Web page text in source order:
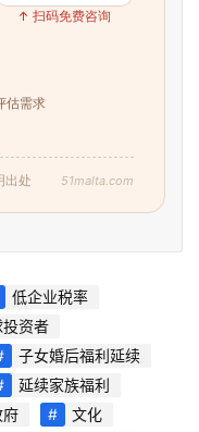
估需求
↑ 扫码免费咨询
出处 51malta.com
低企业税率
资者
子女婚后福利延续
延续家族福利
府
文化